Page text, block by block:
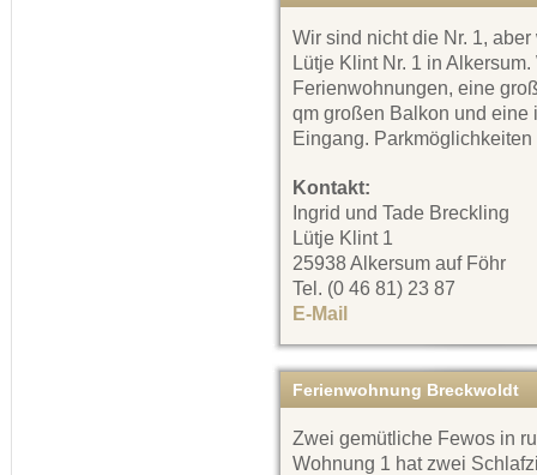
Wir sind nicht die Nr. 1,
Lütje Klint Nr. 1 in
Ferienwohnungen, eine
qm großen Balkon und eine
Eingang.
Kontakt:
Ingrid und Tade Breckling
Lütje Klint 1
25938 Alkersum auf Föhr
Tel. (0 46 81) 23 87
E-Mail
Ferienwohnung Breckwoldt
Zwei gemütliche Fewos in
Wohnung 1 hat zwei